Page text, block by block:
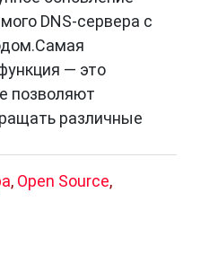
DNS-сервера с
— это
позволяют
различные
, Open Source,